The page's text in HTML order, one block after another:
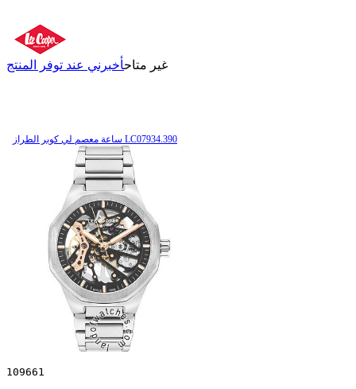
غير متاحأخبرني عند توفر المنتج
ساعة معصم لي كوبر الطراز LC07934.390
109661